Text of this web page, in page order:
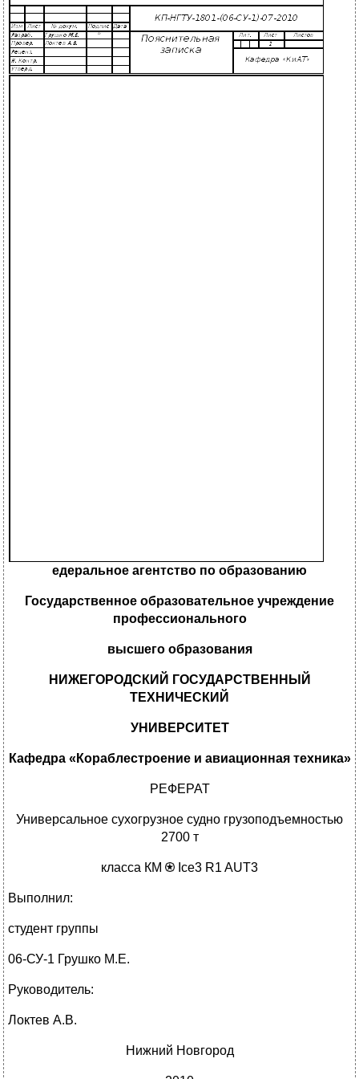
едеральное агентство по образованию
Государственное образовательное учреждение
профессионального
высшего образования
НИЖЕГОРОДСКИЙ ГОСУДАРСТВЕННЫЙ
ТЕХНИЧЕСКИЙ
УНИВЕРСИТЕТ
Кафедра «Кораблестроение и авиационная техника»
РЕФЕРАТ
Универсальное сухогрузное судно грузоподъемностью
2700 т
класса КМ Ice3 R1 AUT3
Выполнил:
студент группы
06-СУ-1 Грушко М.Е.
Руководитель:
Локтев А.В.
Нижний Новгород